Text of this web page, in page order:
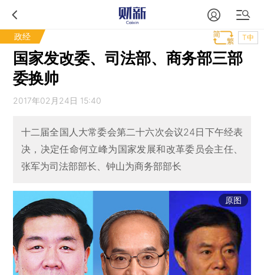
政经 T中
国家发改委、司法部、商务部三部
委换帅
2017年02月24日 15:40
十二届全国人大常委会第二十六次会议24日下午经表
决，决定任命何立峰为国家发展和改革委员会主任、
张军为司法部部长、钟山为商务部部长
原图